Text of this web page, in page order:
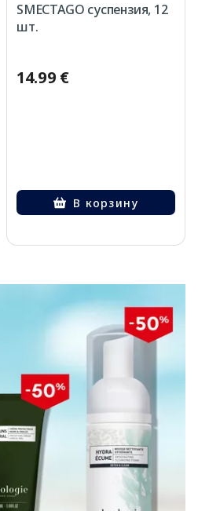
SMECTAGO суспензия, 12
шт.
14.99 €
В корзину